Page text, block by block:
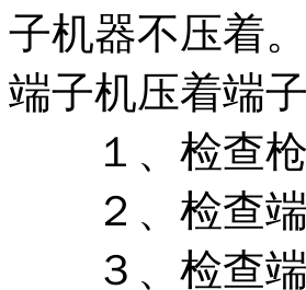
子机器不压着。
端子机压着端
１、检查枪
２、检查端
３、检查端